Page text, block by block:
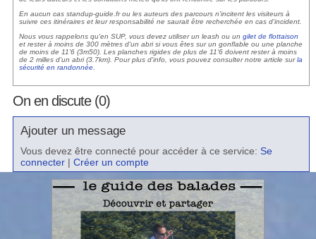
En aucun cas standup-guide.fr ou les auteurs des parcours n'incitent les visiteurs à
suivre ces itinéraires et leur responsabilité ne saurait être recherchée en cas d'incident.
Nous vous rappelons qu'en SUP, vous devez utiliser un leash ou ungilet de flottaison
et rester à moins de 300 mètres d'un abri si vous êtes sur un gonflable ou une planche
de moins de 11'6 (3m50). Les planches rigides de plus de 11'6 doivent rester à moins
de 2 milles d'un abri (3.7km). Pour plus d'info, vous pouvez consulter notre article surla
sécurité en randonnée
On en discute (0)
Ajouter un message
Vous devez être connecté pour accéder à ce service: Se
connecter| Créer un compte